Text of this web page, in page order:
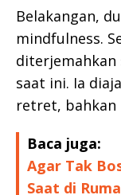
Belakangan,
mindfulness.
diterjemahkan
saat ini. Ia
retret,
Baca juga:
Agar Tak
Saat di